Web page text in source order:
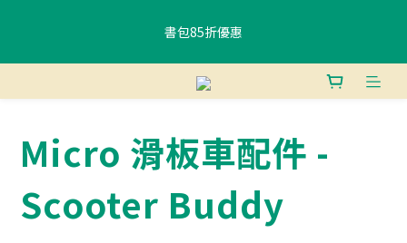
書包85折優惠
書包85折優惠
購物滿$400香港免運費 、滿$800澳門免運費
使用FPS或銀行轉賬付款滿 HK$400，即可獲贈免費午餐袋一個 (隨
機)
書包85折優惠
Micro 滑板車配件 -
Scooter Buddy